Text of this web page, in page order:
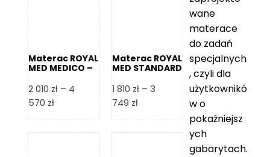
Materac ROYAL
MED MEDICO –
2 010 zł – 4
570 złZakres
od
Materac ROYAL
MED STANDARD
1 810 zł – 3
749 złZakres
od
wane
materace
do zadań
specjalnych
, czyli dla
użytkownikó
w o
pokaźniejsz
ych
gabarytach.